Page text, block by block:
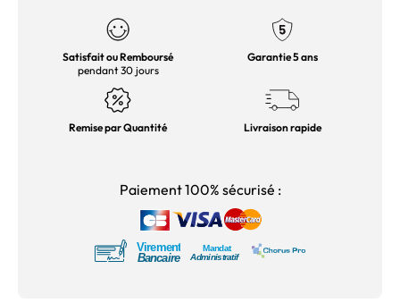
Satisfait ou Remboursé
pendant 30 jours
Garantie 5 ans
Remise par Quantité Livraison rapide
Paiement 100% sécurisé :